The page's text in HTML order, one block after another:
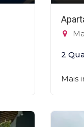
2
Mais